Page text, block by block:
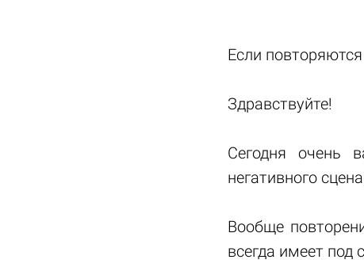
Если
Здравствуйте!
Сегодня очень
негативного
Вообще
всегда имеет под